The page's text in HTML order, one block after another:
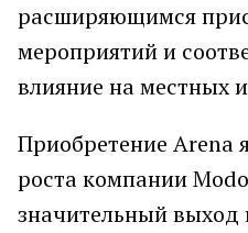
расширяющимся
мероприятий и
влияние на местных
Приобретение Arena
роста компании
значительный выход